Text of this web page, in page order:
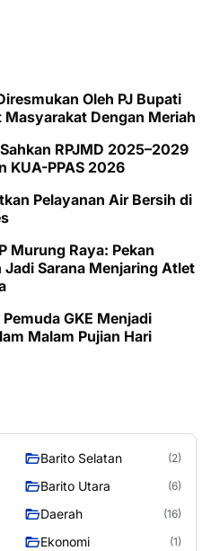
Oleh PJ Bupati
Masyarakat Dengan Meriah
RPJMD 2025–2029
KUA-PPAS 2026
Pelayanan Air Bersih di
Murung Raya: Pekan
Jadi Sarana Menjaring Atlet
GKE Menjadi
Malam Pujian Hari
Barito Selatan (2)
Barito Utara (6)
Daerah (16)
Ekonomi (1)